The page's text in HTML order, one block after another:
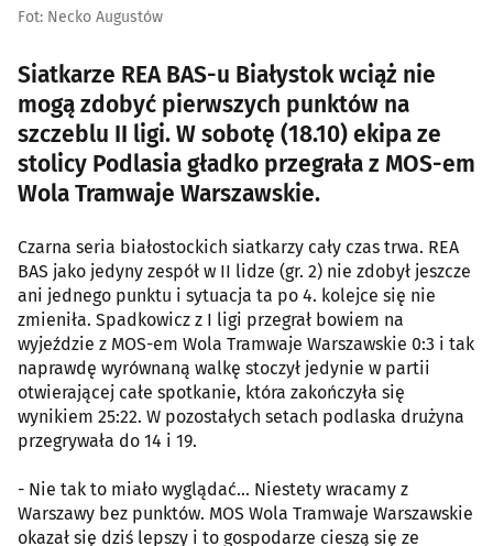
Fot: Necko Augustów
Siatkarze REA BAS-u Białystok wciąż nie
mogą zdobyć pierwszych punktów na
szczeblu II ligi. W sobotę (18.10) ekipa ze
stolicy Podlasia gładko przegrała z MOS-em
Wola Tramwaje Warszawskie.
Czarna seria białostockich siatkarzy cały czas trwa. REA
BAS jako jedyny zespół w II lidze (gr. 2) nie zdobył jeszcze
ani jednego punktu i sytuacja ta po 4. kolejce się nie
zmieniła. Spadkowicz z I ligi przegrał bowiem na
wyjeździe z MOS-em Wola Tramwaje Warszawskie 0:3 i tak
naprawdę wyrównaną walkę stoczył jedynie w partii
otwierającej całe spotkanie, która zakończyła się
wynikiem 25:22. W pozostałych setach podlaska drużyna
przegrywała do 14 i 19.
- Nie tak to miało wyglądać… Niestety wracamy z
Warszawy bez punktów. MOS Wola Tramwaje Warszawskie
okazał się dziś lepszy i to gospodarze cieszą się ze